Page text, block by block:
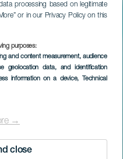
processing based on legitimate
or in our Privacy Policy on this
purposes:
and content measurement, audience
geolocation data, and identification
information on a device, Technical
→
close